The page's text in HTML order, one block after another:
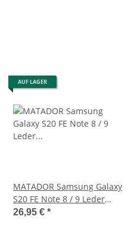
AUF LAGER
MATADOR Samsung Galaxy
S20 FE Note 8 / 9 Leder
Handytasche Braun
26,95 € *